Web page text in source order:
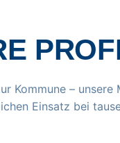
Kommune – unsere
Einsatz bei